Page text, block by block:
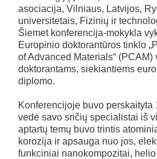
asociacija, Vilniaus, Latvijos,
universitetais, Fizinių ir
Šiemet konferencija-mokykla
Europinio doktorantūros tinklo
of Advanced Materials“ (PCAM)
doktorantams, siekiantiems
diplomo.
Konferencijoje buvo perskaityta
vedė savo sričių specialistai iš
aptartų temų buvo trintis
korozija ir apsauga nuo jos,
funkciniai nanokompozitai,